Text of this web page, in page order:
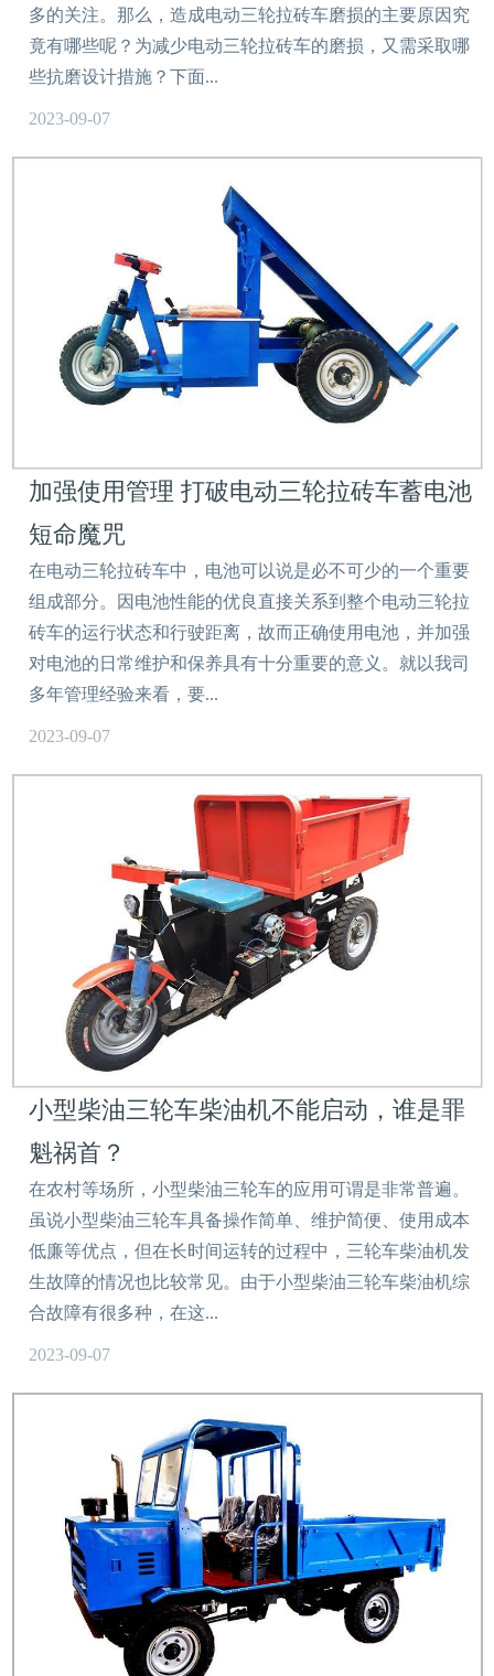
多的关注。那么，造成电动三轮拉砖车磨损的主要原因究
竟有哪些呢？为减少电动三轮拉砖车的磨损，又需采取哪
些抗磨设计措施？下面...
2023-09-07
加强使用管理 打破电动三轮拉砖车蓄电池
短命魔咒
在电动三轮拉砖车中，电池可以说是必不可少的一个重要
组成部分。因电池性能的优良直接关系到整个电动三轮拉
砖车的运行状态和行驶距离，故而正确使用电池，并加强
对电池的日常维护和保养具有十分重要的意义。就以我司
多年管理经验来看，要...
2023-09-07
小型柴油三轮车柴油机不能启动，谁是罪
魁祸首？
在农村等场所，小型柴油三轮车的应用可谓是非常普遍。
虽说小型柴油三轮车具备操作简单、维护简便、使用成本
低廉等优点，但在长时间运转的过程中，三轮车柴油机发
生故障的情况也比较常见。由于小型柴油三轮车柴油机综
合故障有很多种，在这...
2023-09-07